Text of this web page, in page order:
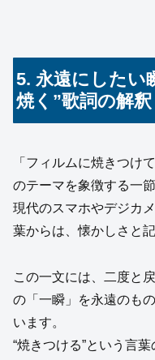
5. 永遠にしたい
焼く”歌詞の解釈
「フィルムに焼きつけ
のテーマを象徴する一節
現代のスマホやデジカ
葉からは、懐かしさと
この一文には、二度と
の「一瞬」を永遠のも
います。
“焼きつける”という言